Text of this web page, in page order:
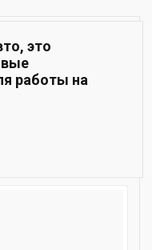
это
работы на